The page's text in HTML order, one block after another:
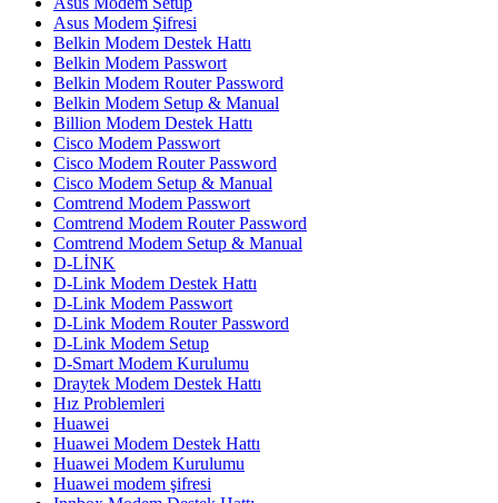
Asus Modem Şifresi
Belkin Modem Destek Hattı
Belkin Modem Passwort
Belkin Modem Router Password
Belkin Modem Setup & Manual
Billion Modem Destek Hattı
Cisco Modem Passwort
Cisco Modem Router Password
Cisco Modem Setup & Manual
Comtrend Modem Passwort
Comtrend Modem Router Password
Comtrend Modem Setup & Manual
D-LİNK
D-Link Modem Destek Hattı
D-Link Modem Passwort
D-Link Modem Router Password
D-Link Modem Setup
D-Smart Modem Kurulumu
Draytek Modem Destek Hattı
Hız Problemleri
Huawei
Huawei Modem Destek Hattı
Huawei Modem Kurulumu
Huawei modem şifresi